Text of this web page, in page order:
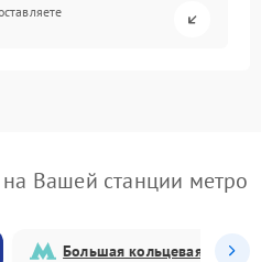
Вашей станции метро
Большая кольцевая